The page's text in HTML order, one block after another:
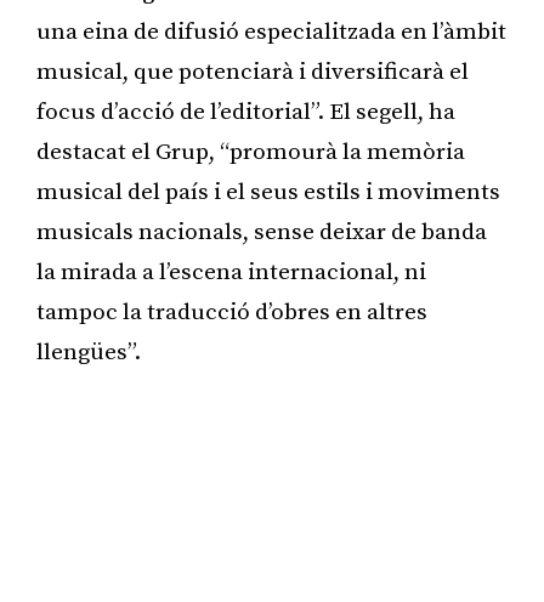
una eina de difusió especialitzada en l’àmbit
musical, que potenciarà i diversificarà el
focus d’acció de l’editorial”. El segell, ha
destacat el Grup, “promourà la memòria
musical del país i el seus estils i moviments
musicals nacionals, sense deixar de banda
la mirada a l’escena internacional, ni
tampoc la traducció d’obres en altres
llengües”.